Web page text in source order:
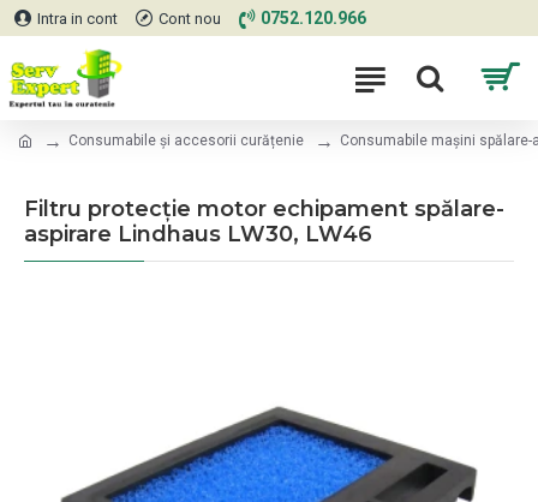
Intra in cont Cont nou 0752.120.966
Consumabile și accesorii curățenie Consumabile mașini spălare-
Filtru protecție motor echipament spălare-
aspirare Lindhaus LW30, LW46